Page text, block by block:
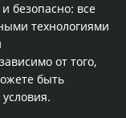
безопасно: все
технологиями
от того,
быть